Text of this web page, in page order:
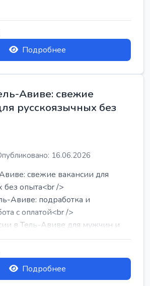
на мебельном производстве:
Подробнее
Авиве: свежие
русскоязычных без
16.06.2026
свежие вакансии для
без опыта<br />
Авиве: подработка и
с оплатой<br />
в Тель-Авиве для мужчин и
Подробнее